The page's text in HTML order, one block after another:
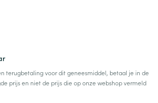
terugbetaling voor dit geneesmiddel, betaal je in de
prijs en niet de prijs die op onze webshop vermeld